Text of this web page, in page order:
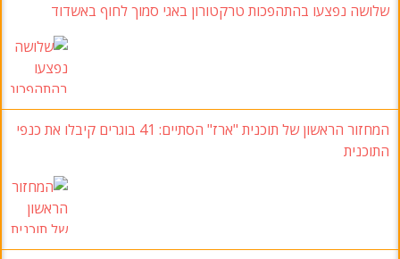
שלושה נפצעו בהתהפכות טרקטורון באגי סמוך לחוף באשדוד
המחזור הראשון של תוכנית "ארז" הסתיים: 41 בוגרים קיבלו את כנפי
התוכנית